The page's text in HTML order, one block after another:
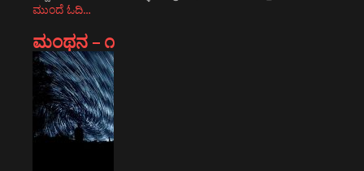
ಮುಂದೆ ಓದಿ…
ಮಂಥನ – ೧